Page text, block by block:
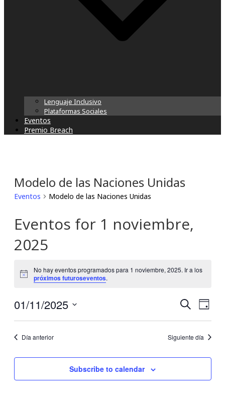
Lenguaje Inclusivo
Plataformas Sociales
Eventos
Premio Breach
Modelo de las Naciones Unidas
Eventos Modelo de las Naciones Unidas
Eventos for 1 noviembre,
2025
Notice
No hay eventos programados para 1 noviembre, 2025. Ir a los
próximos futuroseventos.
y
Buscar
de
de
Día
01/11/2025
Día anterior Siguiente día
Subscribe to calendar